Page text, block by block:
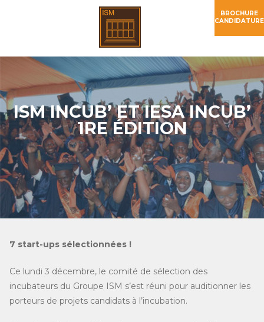
ISM INCUB’ ET IESA INCUB’
1RE ÉDITION
7 start-ups sélectionnées !
Ce lundi 3 décembre, le comité de sélection des
incubateurs du Groupe ISM s’est réuni pour auditionner les
porteurs de projets candidats à l’incubation.
BROCHURE
CANDIDATURE